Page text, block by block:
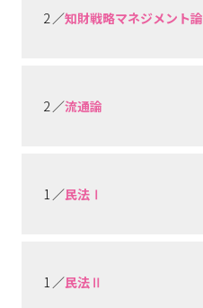
2 ／知財戦略マネジメント論
2 ／流通論
1 ／民法Ⅰ
1 ／民法Ⅱ